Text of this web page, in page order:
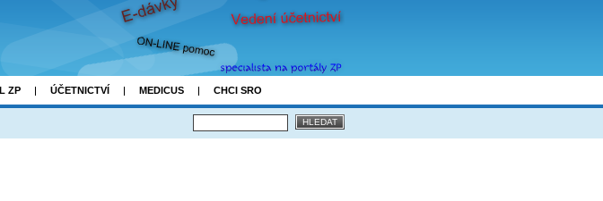
ZP ÚČETNICTVÍ MEDICUS CHCI SRO